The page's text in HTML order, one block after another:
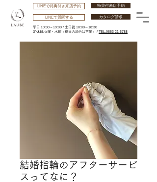
特典付来店予約
LINEで特典付き来店予約
カタログ請求
平日 10:30～19:00 / 土日祝 10:00～18:30
​定休日:火曜・水曜 （祝日の場合は営業） / TEL:0853-21-6788
LINEで質問する
結婚指輪のアフターサービ
スってなに？